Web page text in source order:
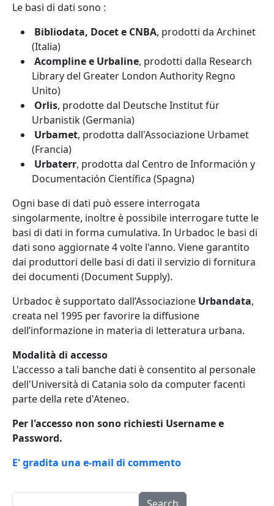
Le basi di dati sono :
Bibliodata, Docet e CNBA, prodotti da Archinet
(Italia)
Acompline e Urbaline, prodotti dalla Research
Library del Greater London Authority Regno
Unito)
Orlis, prodotte dal Deutsche Institut für
Urbanistik (Germania)
Urbamet, prodotta dall'Associazione Urbamet
(Francia)
Urbaterr, prodotta dal Centro de Información y
Documentación Científica (Spagna)
Ogni base di dati può essere interrogata
singolarmente, inoltre è possibile interrogare tutte le
basi di dati in forma cumulativa. In Urbadoc le basi di
dati sono aggiornate 4 volte l'anno. Viene garantito
dai produttori delle basi di dati il servizio di fornitura
dei documenti (Document Supply).
Urbadoc è supportato dall’Associazione Urbandata,
creata nel 1995 per favorire la diffusione
dell’informazione in materia di letteratura urbana.
Modalità di accesso
L'accesso a tali banche dati è consentito al personale
dell'Università di Catania solo da computer facenti
parte della rete d'Ateneo.
Per l'accesso non sono richiesti Username e
Password.
E' gradita una e-mail di commento